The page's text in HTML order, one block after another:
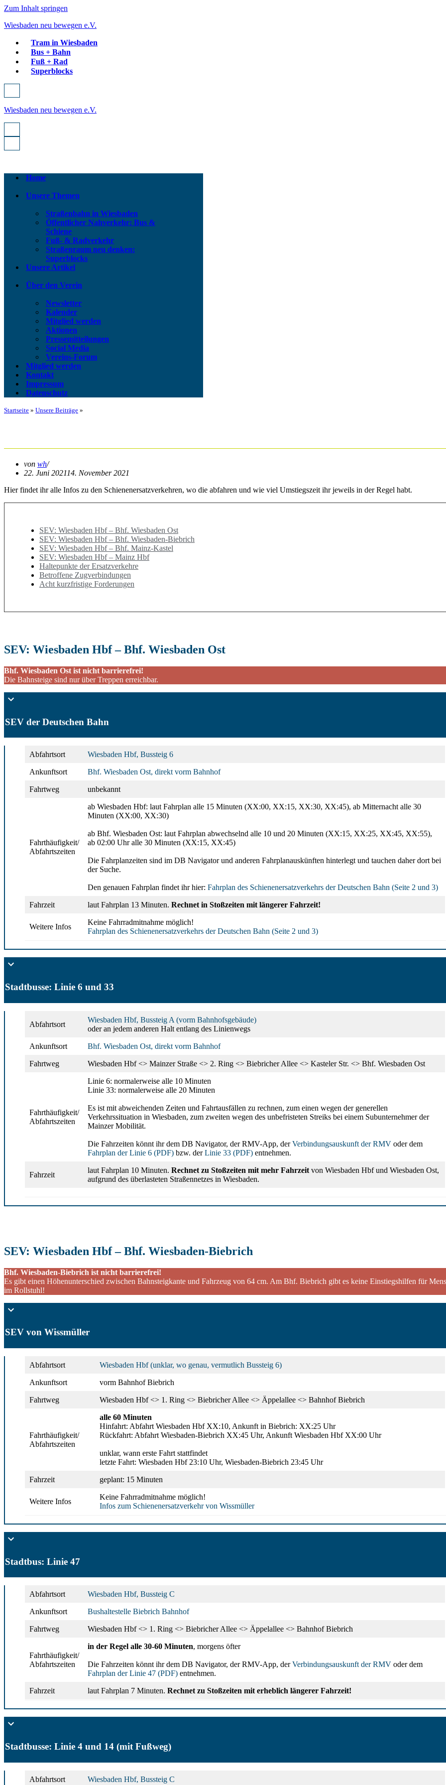
Zum Inhalt springen
Wiesbaden neu bewegen e.V.
Tram in Wiesbaden
Bus + Bahn
Fuß + Rad
Superblocks
Navigationsmenü
Wiesbaden neu bewegen e.V.
Navigationsmenü
Navigationsmenü
Home
Unsere Themen
Straßenbahn in Wiesbaden
Öffentlicher Nahverkehr: Bus &
Schiene
Fuß- & Radverkehr
Straßenraum neu denken:
Superblocks
Unsere Artikel
Über den Verein
Newsletter
Kalender
Mitglied werden
Aktionen
Pressemitteilungen
Social Media
Vereins-Forum
Mitglied werden
Kontakt
Impressum
Datenschutz
Startseite » Unsere Beiträge »
von wh
22. Juni 202114. November 2021
Hier findet ihr alle Infos zu den Schienenersatzverkehren, wo die abfahren und wie viel Umstiegszeit ihr jeweils in der Regel habt.
SEV: Wiesbaden Hbf – Bhf. Wiesbaden Ost
SEV: Wiesbaden Hbf – Bhf. Wiesbaden-Biebrich
SEV: Wiesbaden Hbf – Bhf. Mainz-Kastel
SEV: Wiesbaden Hbf – Mainz Hbf
Haltepunkte der Ersatzverkehre
Betroffene Zugverbindungen
Acht kurzfristige Forderungen
SEV: Wiesbaden Hbf – Bhf. Wiesbaden Ost
Bhf. Wiesbaden Ost ist nicht barrierefrei!
Die Bahnsteige sind nur über Treppen erreichbar.
SEV der Deutschen Bahn
Abfahrtsort Wiesbaden Hbf, Bussteig 6
Ankunftsort Bhf. Wiesbaden Ost, direkt vorm Bahnhof
Fahrtweg unbekannt
Fahrthäufigkeit/
Abfahrtszeiten
ab Wiesbaden Hbf: laut Fahrplan alle 15 Minuten (XX:00, XX:15, XX:30, XX:45), ab Mitternacht alle 30
Minuten (XX:00, XX:30)
ab Bhf. Wiesbaden Ost: laut Fahrplan abwechselnd alle 10 und 20 Minuten (XX:15, XX:25, XX:45, XX:55),
ab 02:00 Uhr alle 30 Minuten (XX:15, XX:45)
Die Fahrplanzeiten sind im DB Navigator und anderen Fahrplanauskünften hinterlegt und tauchen daher dort bei
der Suche.
Den genauen Fahrplan findet ihr hier: Fahrplan des Schienenersatzverkehrs der Deutschen Bahn (Seite 2 und 3)
Fahrzeit laut Fahrplan 13 Minuten. Rechnet in Stoßzeiten mit längerer Fahrzeit!
Weitere Infos
Keine Fahrradmitnahme möglich!
Fahrplan des Schienenersatzverkehrs der Deutschen Bahn (Seite 2 und 3)
Stadtbusse: Linie 6 und 33
Abfahrtsort
Wiesbaden Hbf, Bussteig A (vorm Bahnhofsgebäude)
oder an jedem anderen Halt entlang des Linienwegs
Ankunftsort Bhf. Wiesbaden Ost, direkt vorm Bahnhof
Fahrtweg Wiesbaden Hbf <> Mainzer Straße <> 2. Ring <> Biebricher Allee <> Kasteler Str. <> Bhf. Wiesbaden Ost
Fahrthäufigkeit/
Abfahrtszeiten
Linie 6: normalerweise alle 10 Minuten
Linie 33: normalerweise alle 20 Minuten
Es ist mit abweichenden Zeiten und Fahrtausfällen zu rechnen, zum einen wegen der generellen
Verkehrssituation in Wiesbaden, zum zweiten wegen des unbefristeten Streiks bei einem Subunternehmer der
Mainzer Mobilität.
Die Fahrzeiten könnt ihr dem DB Navigator, der RMV-App, derVerbindungsauskunft der RMV oder dem
Fahrplan der Linie 6 (PDF) bzw. derLinie 33 (PDF) entnehmen.
Fahrzeit
laut Fahrplan 10 Minuten. Rechnet zu Stoßzeiten mit mehr Fahrzeit von Wiesbaden Hbf und Wiesbaden Ost,
aufgrund des überlasteten Straßennetzes in Wiesbaden.
SEV: Wiesbaden Hbf – Bhf. Wiesbaden-Biebrich
Bhf. Wiesbaden-Biebrich ist nicht barrierefrei!
Es gibt einen Höhenunterschied zwischen Bahnsteigkante und Fahrzeug von 64 cm. Am Bhf. Biebrich gibt es keine Einstiegshilfen für
im Rollstuhl!
SEV von Wissmüller
Abfahrtsort Wiesbaden Hbf (unklar, wo genau, vermutlich Bussteig 6)
Ankunftsort vorm Bahnhof Biebrich
Fahrtweg Wiesbaden Hbf <> 1. Ring <> Biebricher Allee <> Äppelallee <> Bahnhof Biebrich
Fahrthäufigkeit/
Abfahrtszeiten
alle 60 Minuten
Hinfahrt: Abfahrt Wiesbaden Hbf XX:10, Ankunft in Biebrich: XX:25 Uhr
Rückfahrt: Abfahrt Wiesbaden-Biebrich XX:45 Uhr, Ankunft Wiesbaden Hbf XX:00 Uhr
unklar, wann erste Fahrt stattfindet
letzte Fahrt: Wiesbaden Hbf 23:10 Uhr, Wiesbaden-Biebrich 23:45 Uhr
Fahrzeit geplant: 15 Minuten
Weitere Infos
Keine Fahrradmitnahme möglich!
Infos zum Schienenersatzverkehr von Wissmüller
Stadtbus: Linie 47
Abfahrtsort Wiesbaden Hbf, Bussteig C
Ankunftsort Bushaltestelle Biebrich Bahnhof
Fahrtweg Wiesbaden Hbf <> 1. Ring <> Biebricher Allee <> Äppelallee <> Bahnhof Biebrich
Fahrthäufigkeit/
Abfahrtszeiten
in der Regel alle 30-60 Minuten, morgens öfter
Die Fahrzeiten könnt ihr dem DB Navigator, der RMV-App, derVerbindungsauskunft der RMV oder dem
Fahrplan der Linie 47 (PDF) entnehmen.
Fahrzeit laut Fahrplan 7 Minuten. Rechnet zu Stoßzeiten mit erheblich längerer Fahrzeit!
Stadtbusse: Linie 4 und 14 (mit Fußweg)
Abfahrtsort Wiesbaden Hbf, Bussteig C